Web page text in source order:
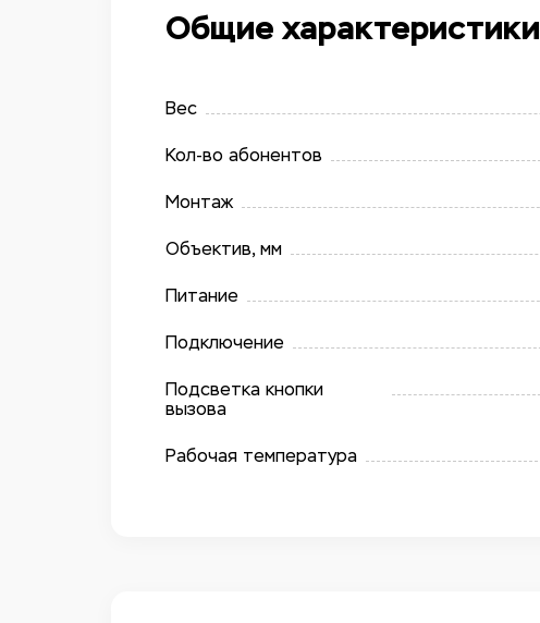
Общие характеристики
Вес
Кол-во абонентов
Монтаж
Объектив, мм
Питание
Подключение
Подсветка кнопки
вызова
Рабочая температура